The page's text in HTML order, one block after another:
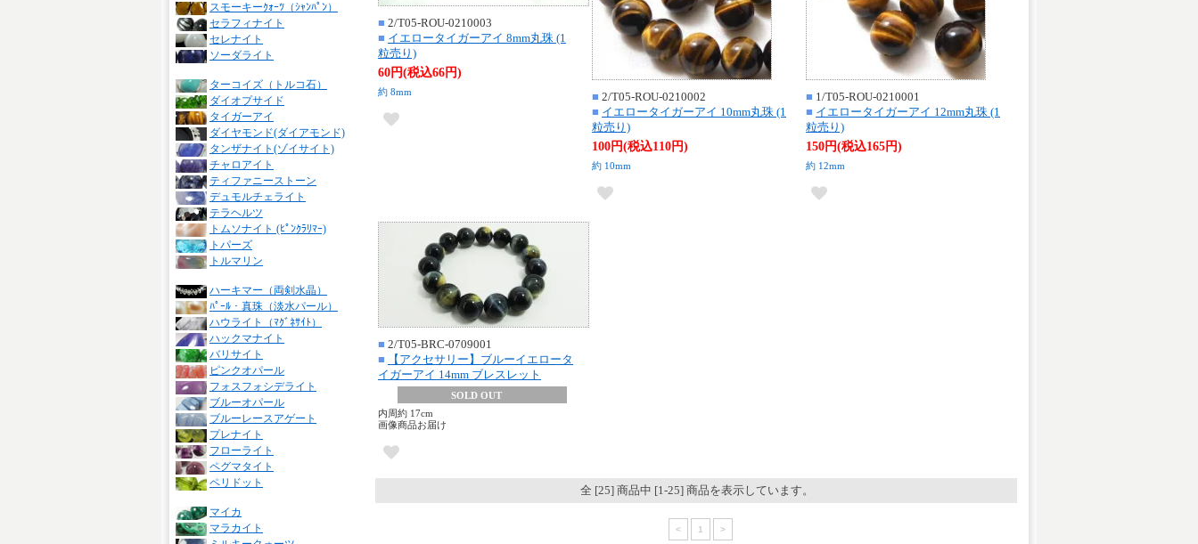
スモーキーｸｫｰﾂ（ｼｬﾝﾊﾟﾝ）
セラフィナイト
セレナイト
ソーダライト
ターコイズ（トルコ石）
ダイオプサイド
タイガーアイ
ダイヤモンド(ダイアモンド)
タンザナイト(ゾイサイト)
チャロアイト
ティファニーストーン
デュモルチェライト
テラヘルツ
トムソナイト (ﾋﾟﾝｸﾗﾘﾏｰ)
トパーズ
トルマリン
ハーキマー（両剣水晶）
ﾊﾟｰﾙ・真珠（淡水パール）
ハウライト（ﾏｸﾞﾈｻｲﾄ）
ハックマナイト
バリサイト
ピンクオパール
フォスフォシデライト
ブルーオパール
ブルーレースアゲート
プレナイト
フローライト
ペグマタイト
ペリドット
マイカ
マラカイト
■ 2/T05-ROU-0210003
■ イエロータイガーアイ 8mm丸珠 (1
粒売り)
60円(税込66円)
約 8mm ■ 2/T05-ROU-0210002
■ イエロータイガーアイ 10mm丸珠 (1
粒売り)
100円(税込110円)
約 10mm
■ 1/T05-ROU-0210001
■ イエロータイガーアイ 12mm丸珠 (1
粒売り)
150円(税込165円)
約 12mm
■ 2/T05-BRC-0709001
■
【アクセサリー】ブルーイエロータ
イガーアイ 14mm ブレスレット
SOLD OUT
内周約 17cm
画像商品お届け
全 [25] 商品中 [1-25] 商品を表示しています。
< 1 >